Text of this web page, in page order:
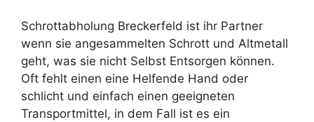
Schrottabholung Breckerfeld ist ihr Partner
wenn sie angesammelten Schrott und Altmetall
geht, was sie nicht Selbst Entsorgen können.
Oft fehlt einen eine Helfende Hand oder
schlicht und einfach einen geeigneten
Transportmittel, in dem Fall ist es ein